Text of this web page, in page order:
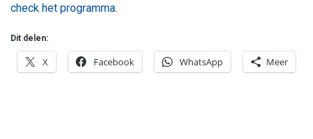
check het programma.
Dit delen:
X Facebook WhatsApp Meer